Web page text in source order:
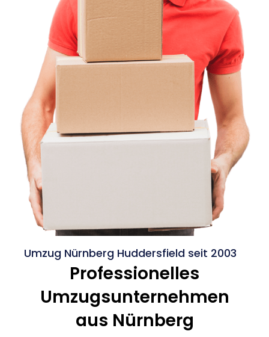
Umzug Nürnberg Huddersfield seit 2003
Professionelles
Umzugsunternehmen
aus Nürnberg